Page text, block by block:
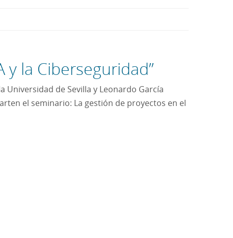
la Ciberseguridad”
Universidad de Sevilla y Leonardo García
el seminario: La gestión de proyectos en el